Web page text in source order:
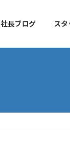
社長ブログ ス